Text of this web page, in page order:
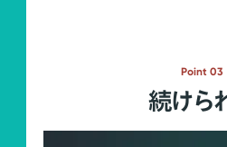
Point 03
続けら